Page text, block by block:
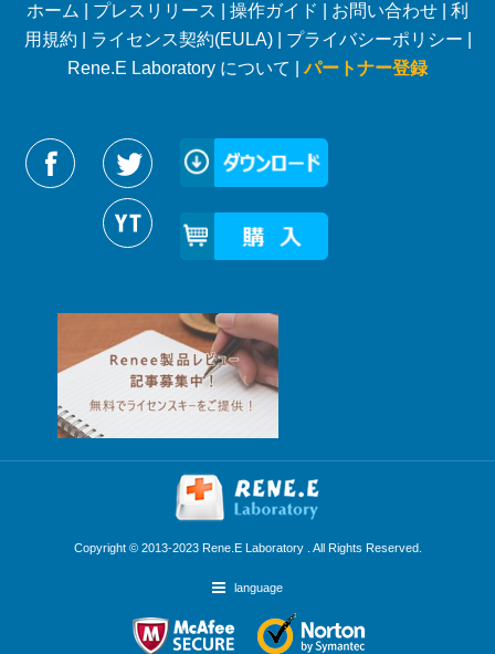
ホーム プレスリリース 操作ガイド お問い合わせ
利
用規約
ライセンス契約(EULA)| プライバシーポリシー
Rene.E Laboratory について |パートナー登録
Reneelabをフォローする
Copyright © 2013-2023 Rene.E Laboratory . All Rights Reserved.
language